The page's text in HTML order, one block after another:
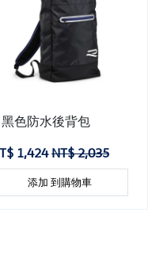
黑色防水後背包
1,424NT$ 2,035
添加 到購物車